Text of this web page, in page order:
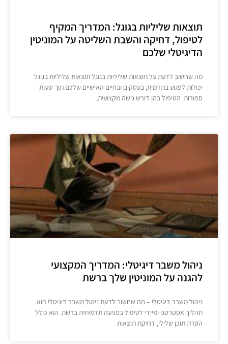
תוצאות שליליות בגוגל: המדריך המקיף
לטיפול, דחיקה והשבת השליטה על המוניטין
הדיגיטלי שלכם
מה שחשוב לדעת על תוצאות שליליות בגוגל תוצאות שליליות בגוגל
יכולות לפגוע בתדמית, בעסקים ובחיים האישיים שלכם תוך שעות
ספורות. הטיפול בהן דורש גישה מקצועית,
ניהול משבר דיגיטלי: המדריך המקצועי
להגנה על המוניטין שלך ברשת
ניהול משבר דיגיטלי – מה שחשוב לדעת ניהול משבר דיגיטלי הוא
תהליך אסטרטגי ומיידי לטיפול בפגיעה תדמיתית ברשת. הוא כולל
הסרת תוכן שלילי, דחיקת תוצאות